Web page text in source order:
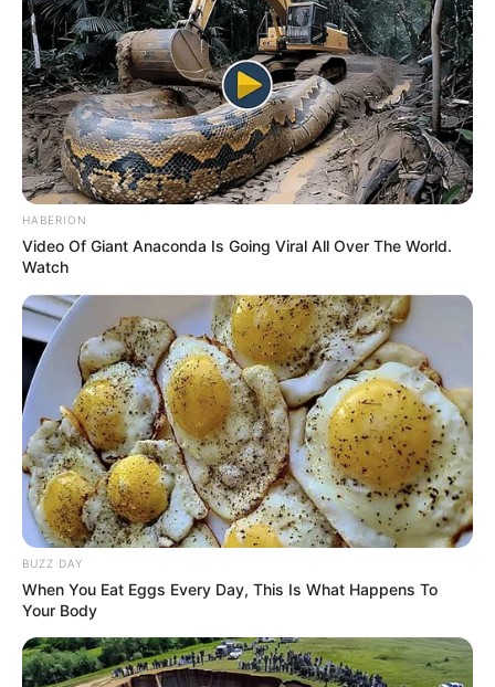
HABERION
Video Of Giant Anaconda Is Going Viral All Over The World.
Watch
BUZZ DAY
When You Eat Eggs Every Day, This Is What Happens To
Your Body